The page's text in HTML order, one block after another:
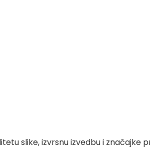
slike, izvrsnu izvedbu i